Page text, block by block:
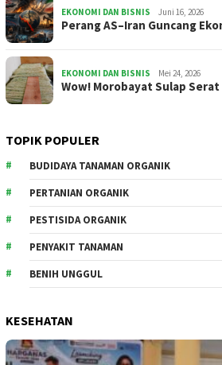
EKONOMI DAN BISNIS Juni 16, 2026
Perang AS–Iran Guncang
EKONOMI DAN BISNIS Mei 24, 2026
Wow! Morobayat Sulap
TOPIK POPULER
BUDIDAYA TANAMAN ORGANIK
PERTANIAN ORGANIK
PESTISIDA ORGANIK
PENYAKIT TANAMAN
BENIH UNGGUL
KESEHATAN